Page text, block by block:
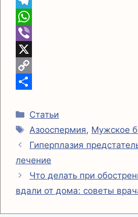
m
a
T
e
e
g
a
m
W
h
a
A
p
p
V
b
r
X
C
p
y
L
i
n
k
т
п
р
а
в
и
т
Рубрики
Статьи
Метки
Азооспермия, Мужское
Гиперплазия
лечение
Что делать при
вдали от дома: советы